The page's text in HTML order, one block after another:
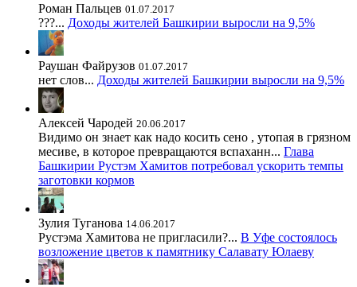
Роман Пальцев 01.07.2017
???... Доходы жителей Башкирии выросли на 9,5%
Раушан Файрузов 01.07.2017
нет слов... Доходы жителей Башкирии выросли на 9,5%
Алексей Чародей 20.06.2017
Видимо он знает как надо косить сено , утопая в грязном
месиве, в которое превращаются вспаханн... Глава
Башкирии Рустэм Хамитов потребовал ускорить темпы
заготовки кормов
Зулия Туганова 14.06.2017
Рустэма Хамитова не пригласили?... В Уфе состоялось
возложение цветов к памятнику Салавату Юлаеву